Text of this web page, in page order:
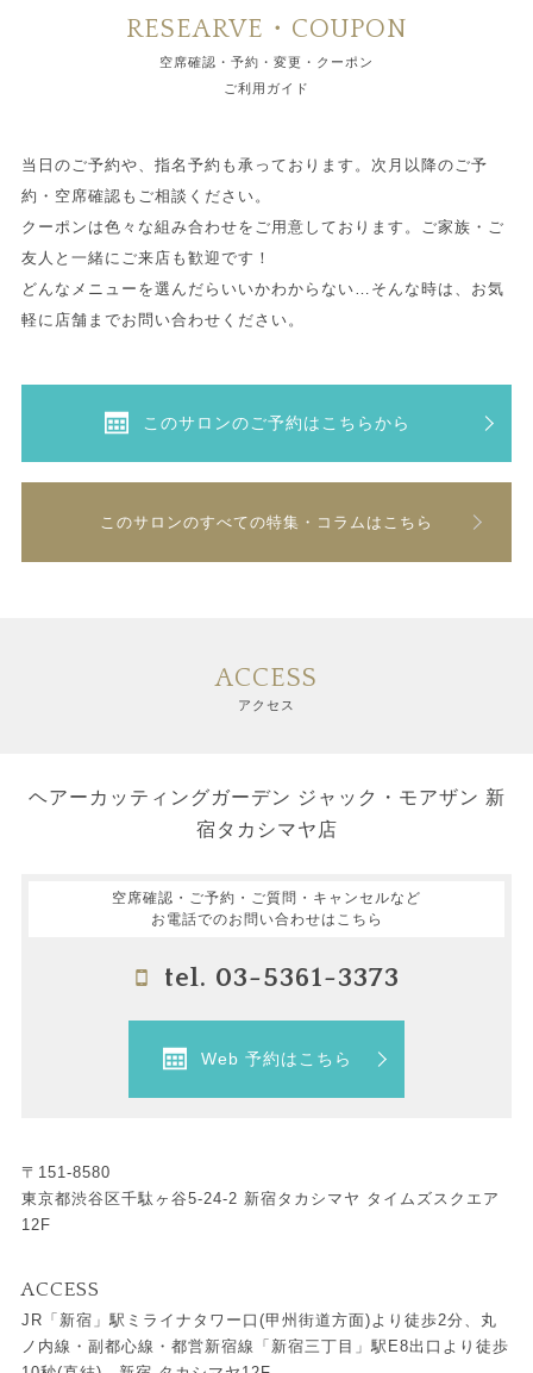
RESEARVE・COUPON
空席確認・予約・変更・クーポン
ご利用ガイド
当日のご予約や、指名予約も承っております。次月以降のご予
約・空席確認もご相談ください。
クーポンは色々な組み合わせをご用意しております。ご家族・ご
友人と一緒にご来店も歓迎です！
どんなメニューを選んだらいいかわからない…そんな時は、お気
軽に店舗までお問い合わせください。
このサロンのご予約はこちらから
このサロンのすべての特集・コラムはこちら
ACCESS
アクセス
ヘアーカッティングガーデン ジャック・モアザン 新
宿タカシマヤ店
空席確認・ご予約・ご質問・キャンセルなど
お電話でのお問い合わせはこちら
tel. 03-5361-3373
Web 予約はこちら
〒151-8580
東京都渋谷区千駄ヶ谷5-24-2 新宿タカシマヤ タイムズスクエア
12F
ACCESS
JR「新宿」駅ミライナタワー口(甲州街道方面)より徒歩2分、丸
ノ内線・副都心線・都営新宿線「新宿三丁目」駅E8出口より徒歩